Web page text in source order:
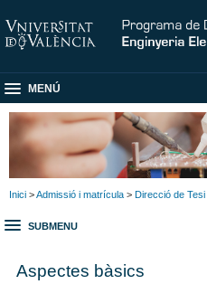
MENÚ
Inici >Admissió i matrícula > Direcció de Tesi
SUBMENU
Aspectes bàsics